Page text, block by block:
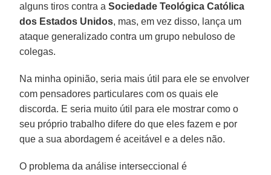
alguns tiros contra aSociedade Teológica Católica
dos Estados Unidos, mas, em vez disso, lança um
ataque generalizado contra um grupo nebuloso de
colegas.
Na minha opinião, seria mais útil para ele se envolver
com pensadores particulares com os quais ele
discorda. E seria muito útil para ele mostrar como o
seu próprio trabalho difere do que eles fazem e por
que a sua abordagem é aceitável e a deles não.
O problema da análise interseccional é